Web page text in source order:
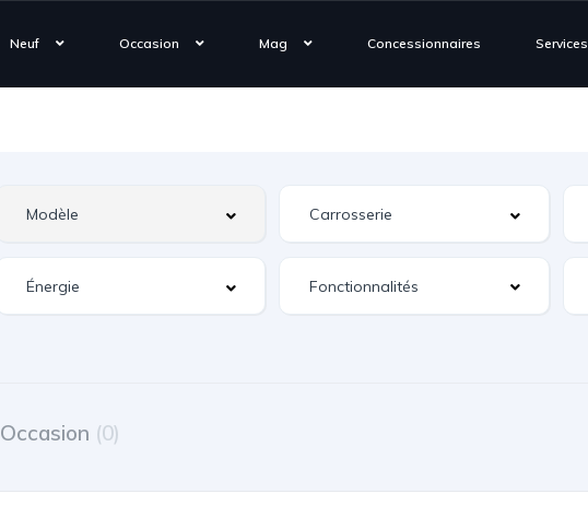
Neuf Occasion Mag Concessionnaires Services
Fonctionnalités
Occasion (0)